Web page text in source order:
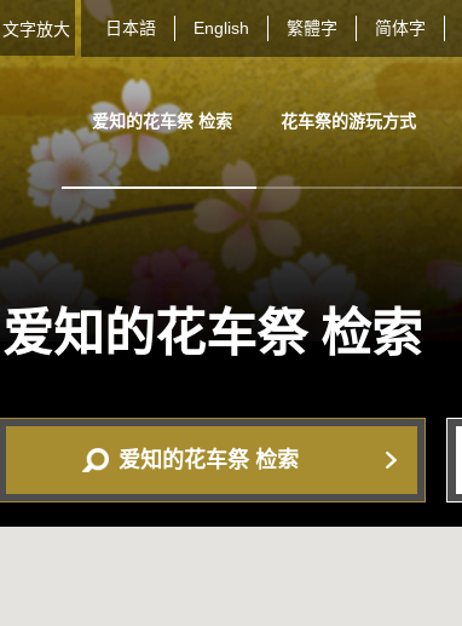
文字放大 日本語 English 繁體字 简体字
爱知的花车祭 检索 花车祭的游玩方式
爱知的花车祭检索
爱知的花车祭 检索